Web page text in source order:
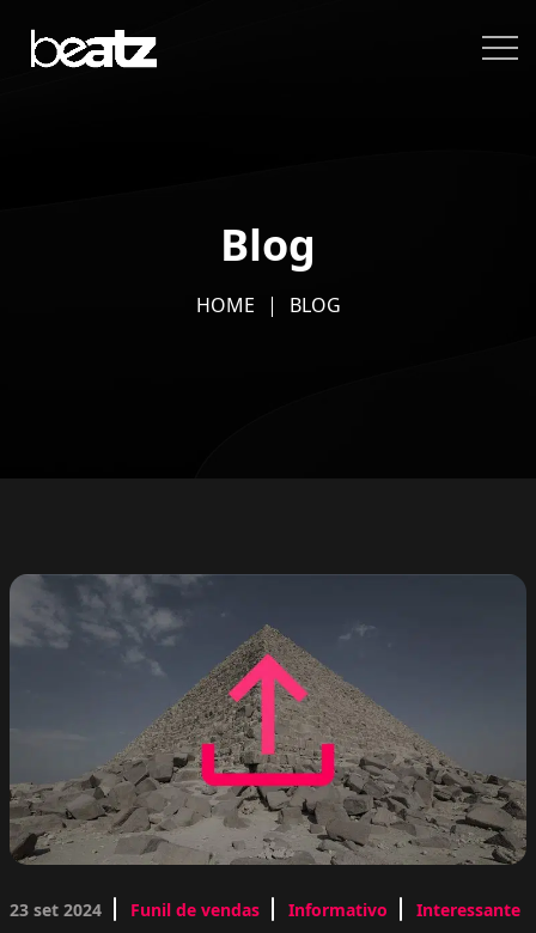
Blog
HOME BLOG
23 set 2024 Funil de vendas Informativo Interessante